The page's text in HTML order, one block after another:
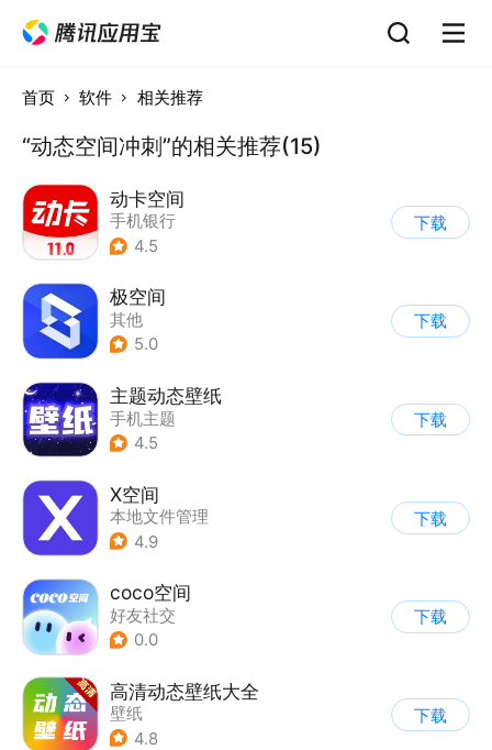
首页 软件 相关推荐
“动态空间冲刺”的相关推荐(15)
动卡空间
手机银行
4.5
下载
极空间
其他
5.0
下载
主题动态壁纸
手机主题
4.5
下载
X空间
本地文件管理
4.9
下载
coco空间
好友社交
0.0
下载
高清动态壁纸大全
壁纸
4.8
下载